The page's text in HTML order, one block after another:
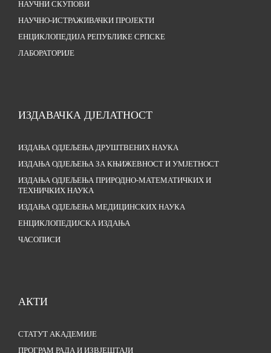
НАУЧНИ СКУПОВИ
НАУЧНО-ИСТРАЖИВАЧКИ ПРОЈЕКТИ
ЕНЦИКЛОПЕДИЈА РЕПУБЛИКЕ СРПСКЕ
ЛАБОРАТОРИЈЕ
ИЗДАВАЧКА ДЈЕЛАТНОСТ
ИЗДАЊА ОДЈЕЉЕЊА ДРУШТВЕНИХ НАУКА
ИЗДАЊА ОДЈЕЉЕЊА ЗА КЊИЖЕВНОСТ И УМЈЕТНОСТ
ИЗДАЊА ОДЈЕЉЕЊА ПРИРОДНО-МАТЕМАТИЧКИХ И
ТЕХНИЧКИХ НАУКА
ИЗДАЊА ОДЈЕЉЕЊА МЕДИЦИНСКИХ НАУКА
ЕНЦИКЛОПЕДИЈСКА ИЗДАЊА
ЧАСОПИСИ
АКТИ
СТАТУТ АКАДЕМИЈЕ
ПРОГРАМ РАДА И ИЗВЈЕШТАЈИ